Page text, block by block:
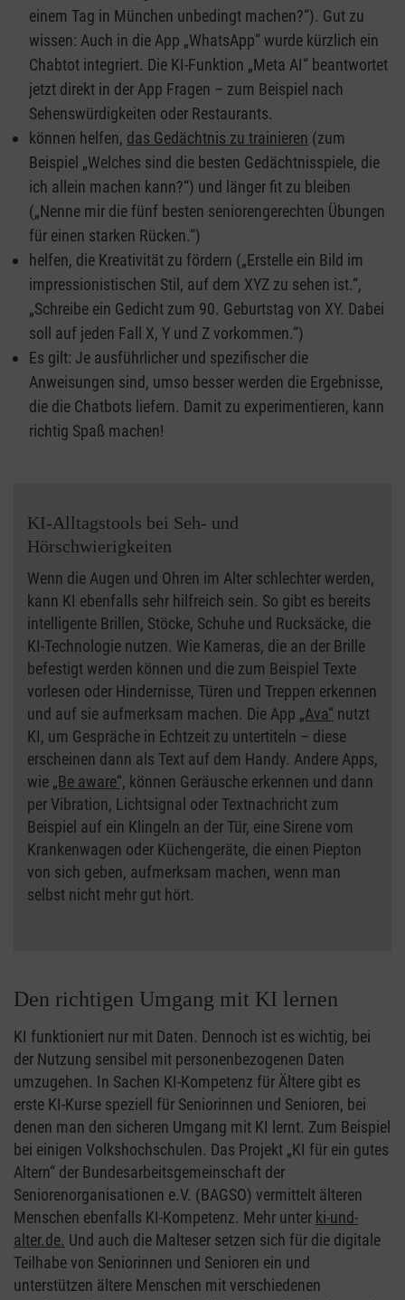
einem Tag in München unbedingt machen?“). Gut zu
wissen: Auch in die App „WhatsApp“ wurde kürzlich ein
Chabtot integriert. Die KI-Funktion „Meta AI“ beantwortet
jetzt direkt in der App Fragen – zum Beispiel nach
Sehenswürdigkeiten oder Restaurants.
können helfen, das Gedächtnis zu trainieren (zum
Beispiel „Welches sind die besten Gedächtnisspiele, die
ich allein machen kann?“) und länger fit zu bleiben
(„Nenne mir die fünf besten seniorengerechten Übungen
für einen starken Rücken.“)
helfen, die Kreativität zu fördern („Erstelle ein Bild im
impressionistischen Stil, auf dem XYZ zu sehen ist.“,
„Schreibe ein Gedicht zum 90. Geburtstag von XY. Dabei
soll auf jeden Fall X, Y und Z vorkommen.“)
Es gilt: Je ausführlicher und spezifischer die
Anweisungen sind, umso besser werden die Ergebnisse,
die die Chatbots liefern. Damit zu experimentieren, kann
richtig Spaß machen!
KI-Alltagstools bei Seh- und
Hörschwierigkeiten
Wenn die Augen und Ohren im Alter schlechter werden,
kann KI ebenfalls sehr hilfreich sein. So gibt es bereits
intelligente Brillen, Stöcke, Schuhe und Rucksäcke, die
KI-Technologie nutzen. Wie Kameras, die an der Brille
befestigt werden können und die zum Beispiel Texte
vorlesen oder Hindernisse, Türen und Treppen erkennen
und auf sie aufmerksam machen. Die App „Ava“ nutzt
KI, um Gespräche in Echtzeit zu untertiteln – diese
erscheinen dann als Text auf dem Handy. Andere Apps,
wie „Be aware“, können Geräusche erkennen und dann
per Vibration, Lichtsignal oder Textnachricht zum
Beispiel auf ein Klingeln an der Tür, eine Sirene vom
Krankenwagen oder Küchengeräte, die einen Piepton
von sich geben, aufmerksam machen, wenn man
selbst nicht mehr gut hört.
Den richtigen Umgang mit KI lernen
KI funktioniert nur mit Daten. Dennoch ist es wichtig, bei
der Nutzung sensibel mit personenbezogenen Daten
umzugehen. In Sachen KI-Kompetenz für Ältere gibt es
erste KI-Kurse speziell für Seniorinnen und Senioren, bei
denen man den sicheren Umgang mit KI lernt. Zum Beispiel
bei einigen Volkshochschulen. Das Projekt „KI für ein gutes
Altern“ der Bundesarbeitsgemeinschaft der
Seniorenorganisationen e.V. (BAGSO) vermittelt älteren
Menschen ebenfalls KI-Kompetenz. Mehr unter ki-und-
alter.de. Und auch die Malteser setzen sich für die digitale
Teilhabe von Seniorinnen und Senioren ein und
unterstützen ältere Menschen mit verschiedenen